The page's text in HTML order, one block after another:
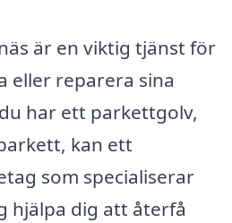
är en viktig tjänst för
eller reparera sina
har ett parkettgolv,
kan ett
som specialiserar
hjälpa dig att återfå